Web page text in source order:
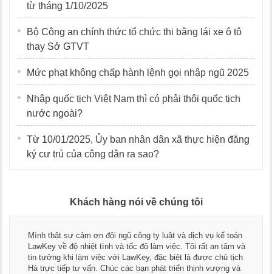
từ tháng 1/10/2025
Bộ Công an chính thức tổ chức thi bằng lái xe ô tô
thay Sở GTVT
Mức phạt không chấp hành lệnh gọi nhập ngũ 2025
Nhập quốc tịch Việt Nam thì có phải thôi quốc tịch
nước ngoài?
Từ 10/01/2025, Ủy ban nhân dân xã thực hiện đăng
ký cư trú của công dân ra sao?
Khách hàng nói về chúng tôi
Mình thật sự cảm ơn đội ngũ công ty luật và dịch vụ kế toán
LawKey về độ nhiệt tình và tốc độ làm việc. Tôi rất an tâm và
tin tưởng khi làm việc với LawKey, đặc biệt là được chủ tịch
Hà trực tiếp tư vấn. Chúc các bạn phát triển thịnh vượng và